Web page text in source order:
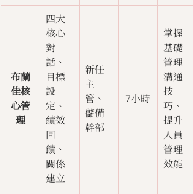
布蘭
佳核
心管
理
四大
核心
對
話、
目標
設
定、
績效
回
饋、
關係
建立
新任
主
管、
儲備
幹部
7小時
掌握
基礎
管理
溝通
技
巧、
提升
人員
管理
效能